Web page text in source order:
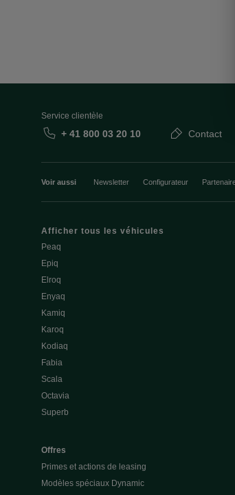
Service clientèle
+ 41 800 03 20 10 Contact
Voir aussi Newsletter Configurateur
Afficher tous les véhicules
Peaq
Epiq
Elroq
Enyaq
Kamiq
Karoq
Kodiaq
Fabia
Scala
Octavia
Superb
Offres
Primes et actions de leasing
Modèles spéciaux Dynamic